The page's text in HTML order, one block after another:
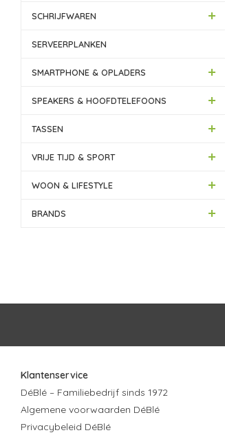
SCHRIJFWAREN
SERVEERPLANKEN
SMARTPHONE & OPLADERS
SPEAKERS & HOOFDTELEFOONS
TASSEN
VRIJE TIJD & SPORT
WOON & LIFESTYLE
BRANDS
Klantenservice
DéBlé – Familiebedrijf sinds 1972
Algemene voorwaarden DéBlé
Privacybeleid DéBlé